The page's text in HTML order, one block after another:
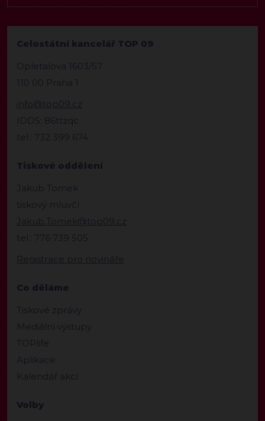
Celostátní kancelář TOP 09
Opletalova 1603/57
110 00 Praha 1
info@top09.cz
IDDS: 86ttzqc
tel.: 732 399 674
Tiskové oddělení
Jakub Tomek
tiskový mluvčí
Jakub.Tomek@top09.cz
tel.: 776 739 505
Registrace pro novináře
Co děláme
Tiskové zprávy
Mediální výstupy
TOPlife
Aplikace
Kalendář akcí
Volby